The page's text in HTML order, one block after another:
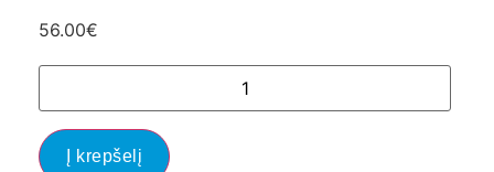
56.00€
Į krepšelį